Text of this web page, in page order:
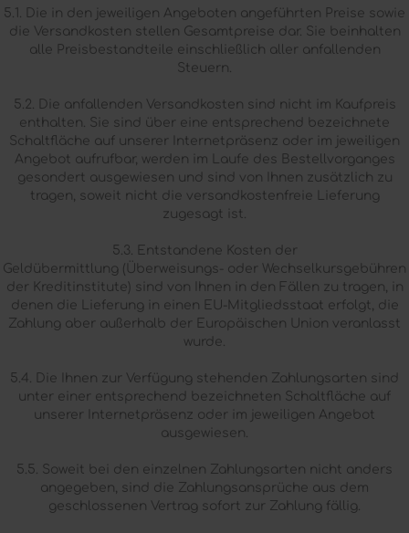
5.1. Die in den jeweiligen Angeboten angeführten Preise sowie
die Versandkosten stellen Gesamtpreise dar. Sie beinhalten
alle Preisbestandteile einschließlich aller anfallenden
Steuern.
5.2. Die anfallenden Versandkosten sind nicht im Kaufpreis
enthalten. Sie sind über eine entsprechend bezeichnete
Schaltfläche auf unserer Internetpräsenz oder im jeweiligen
Angebot aufrufbar, werden im Laufe des Bestellvorganges
gesondert ausgewiesen und sind von Ihnen zusätzlich zu
tragen, soweit nicht die versandkostenfreie Lieferung
zugesagt ist.
5.3. Entstandene Kosten der
Geldübermittlung (Überweisungs- oder Wechselkursgebühren
der Kreditinstitute) sind von Ihnen in den Fällen zu tragen, in
denen die Lieferung in einen EU-Mitgliedsstaat erfolgt, die
Zahlung aber außerhalb der Europäischen Union veranlasst
wurde.
5.4. Die Ihnen zur Verfügung stehenden Zahlungsarten sind
unter einer entsprechend bezeichneten Schaltfläche auf
unserer Internetpräsenz oder im jeweiligen Angebot
ausgewiesen.
5.5. Soweit bei den einzelnen Zahlungsarten nicht anders
angegeben, sind die Zahlungsansprüche aus dem
geschlossenen Vertrag sofort zur Zahlung fällig.